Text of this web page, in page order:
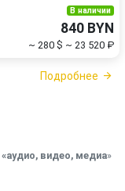
В наличии
840 BYN
~ 280 $ ~ 23 520 ₽
Подробнее
«аудио, видео, медиа»